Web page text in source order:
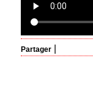
Partager